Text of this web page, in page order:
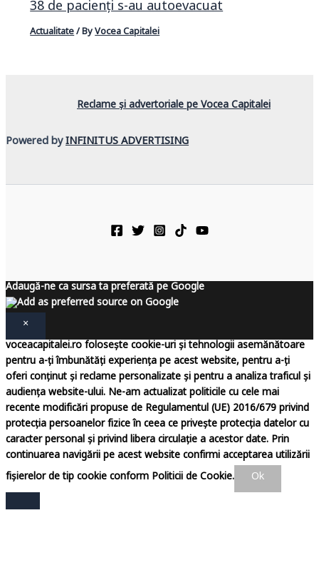
38 de pacienți s-au autoevacuat
Actualitate/ ByVocea Capitalei
Reclame și advertoriale pe Vocea Capitalei
Powered byINFINITUS ADVERTISING
Adaugă-ne ca sursa ta preferată pe Google
×
voceacapitalei.ro folosește cookie-uri și tehnologii asemănătoare
pentru a-ți îmbunătăți experiența pe acest website, pentru a-ți
oferi conținut și reclame personalizate și pentru a analiza traficul și
audiența website-ului. Ne-am actualizat politicile cu cele mai
recente modificări propuse de Regulamentul (UE) 2016/679 privind
protecția persoanelor fizice în ceea ce privește protecția datelor cu
caracter personal și privind libera circulație a acestor date. Prin
continuarea navigării pe acest website confirmi acceptarea utilizării
fișierelor de tip cookie conform Politicii de Cookie.
Ok